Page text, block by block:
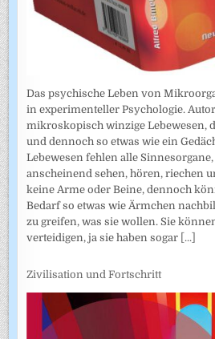
Das psychische Leben von
in experimenteller Psychologie.
mikroskopisch winzige Lebewesen,
und dennoch so etwas wie ein
Lebewesen fehlen alle
anscheinend sehen, hören, riechen
keine Arme oder Beine, dennoch
Bedarf so etwas wie Ärmchen
zu greifen, was sie wollen. Sie
verteidigen, ja sie haben sogar [...]
Zivilisation und Fortschritt